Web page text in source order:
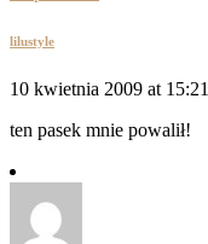
lilustyle
10 kwietnia 2009 at 15:21
ten pasek mnie powalił!